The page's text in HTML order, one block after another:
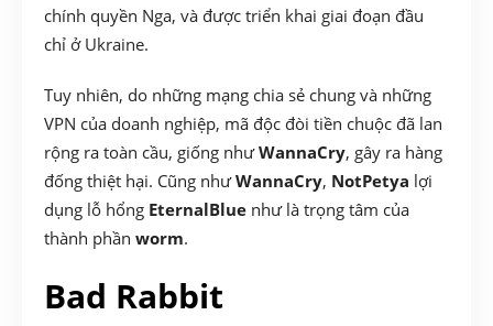
chính quyền Nga, và được triển khai giai đoạn đầu
chỉ ở Ukraine.
Tuy nhiên, do những mạng chia sẻ chung và những
VPN của doanh nghiệp, mã độc đòi tiền chuộc đã lan
rộng ra toàn cầu, giống nhưWannaCry, gây ra hàng
đống thiệt hại. Cũng nhưWannaCry, NotPetya lợi
dụng lỗ hổng EternalBlue như là trọng tâm của
thành phần worm.
Bad Rabbit